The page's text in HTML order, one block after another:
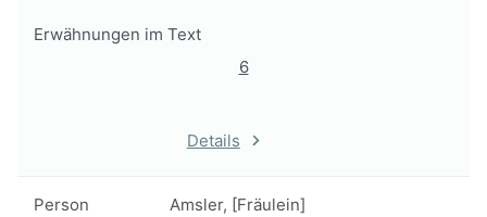
Erwähnungen im Text
6
Details
Person Amsler, [Fräulein]